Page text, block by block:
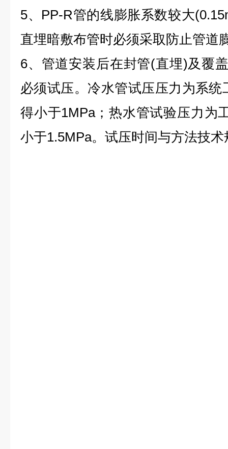
5、PP-R管的线膨胀系数较大
直埋暗敷布管时必须采取防止管道
6、管道安装后在封管(直埋)及覆
必须试压。冷水管试压压力为系
得小于1MPa；热水管试验压力为
小于1.5MPa。试压时间与方法技术